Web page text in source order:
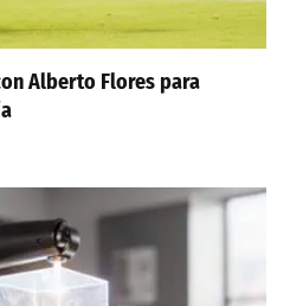
Alberto Flores para